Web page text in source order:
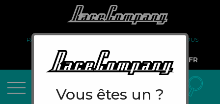
PARTENARIAT
À PROPOS DE NOUS
COMPTE PRO
FR
Vous êtes un ?